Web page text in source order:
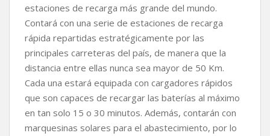
estaciones de recarga más grande del mundo.
Contará con una serie de estaciones de recarga
rápida repartidas estratégicamente por las
principales carreteras del país, de manera que la
distancia entre ellas nunca sea mayor de 50 Km.
Cada una estará equipada con cargadores rápidos
que son capaces de recargar las baterías al máximo
en tan solo 15 o 30 minutos. Además, contarán con
marquesinas solares para el abastecimiento, por lo